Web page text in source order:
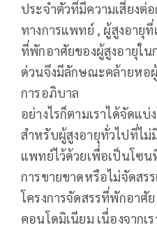
ประจำตัวที่มีความเสี่ยงต่
ทางการแพทย์ , ผู้สูงอายุ
ที่พักอาศัยของผู้สูงอายุใน
ด่วนจึงมีลักษณะคล้ายหอ
การอภิบาล
อย่างไรก็ตามเราได้จัดแ
สำหรับผู้สูงอายุทั่วไปที่ไม่
แพทย์ไว้ด้วยเพื่อเป็นโซน
การขายขาดหรือไม่จัดส
โครงการจัดสรรที่พักอาศั
คอนโดมิเนียม เนื่องจาก